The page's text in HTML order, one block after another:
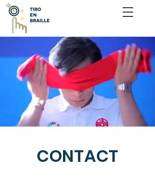
CONTACT